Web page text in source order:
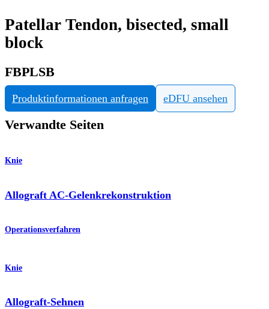
Patellar Tendon, bisected, small
block
FBPLSB
Produktinformationen anfragen eDFU ansehen
Verwandte Seiten
Knie
Allograft AC-Gelenkrekonstruktion
Operationsverfahren
Knie
Allograft-Sehnen